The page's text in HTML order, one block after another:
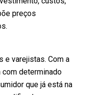
preços
e varejistas. Com a
com determinado
que já está na